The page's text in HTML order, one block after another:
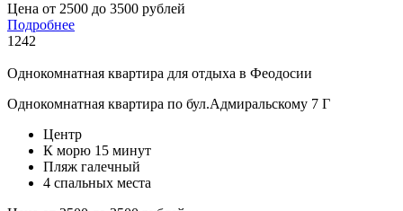
Цена от 2500 до 3500 рублей
Подробнее
1242
Однокомнатная квартира для отдыха в Феодосии
Однокомнатная квартира по бул.Адмиральскому 7 Г
Центр
К морю 15 минут
Пляж галечный
4 спальных места